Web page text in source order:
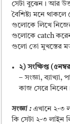
সেটা বুঝেন। আর উক্ত
বৈশিষ্ট্য মনে
গুলোকে লিখে নিজের
গুলোকে catch
গুলো তো মুখস্তের
২) সংক্ষিপ্ত
– সংজ্ঞা, ব্যাখ্যা,
কাজ সেরে
সংজ্ঞা : এখানে ২-৩
কি সেটা ২-৩ লাইন